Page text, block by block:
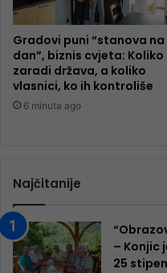
Gradovi puni “stanova na
dan”, biznis cvjeta: Koliko
zaradi država, a koliko
vlasnici, ko ih kontroliše
6 minuta ago
Najčitanije
– Konjic
25